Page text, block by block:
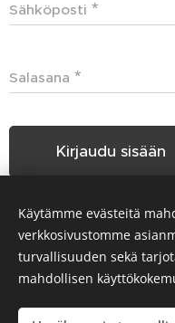
Sähköposti
Salasana
Kirjaudu sisään
Unohditko salasanasi?
Hakunilan
Käytämme evästeitä
verkkosivustomme
turvallisuuden sekä
mahdollisen